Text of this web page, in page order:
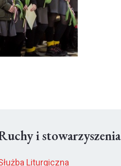
i stowarzyszenia
Liturgiczna